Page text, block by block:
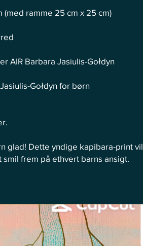
(med ramme 25 cm x 25 cm)
AIR Barbara Jasiulis-Gołdyn
Gołdyn for børn
glad! Dette yndige kapibara-print vil
frem på ethvert barns ansigt.